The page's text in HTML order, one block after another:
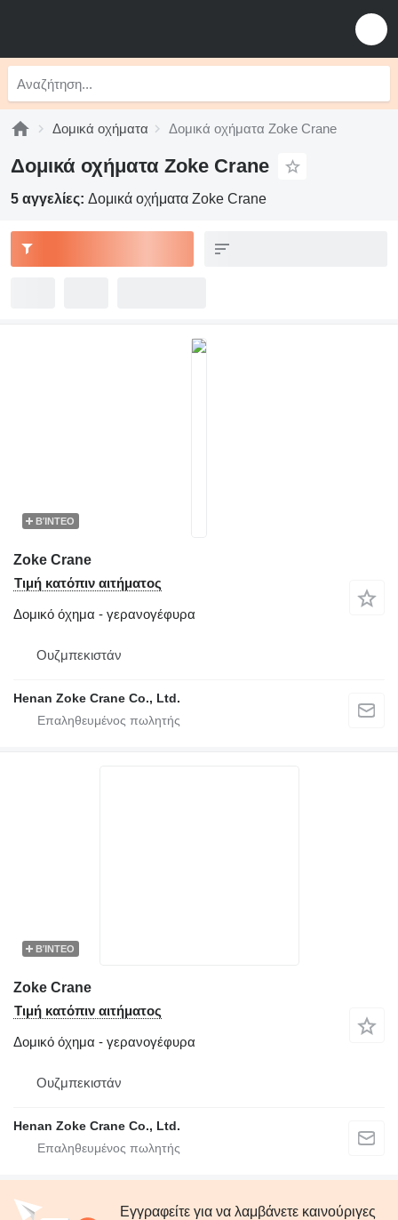
Δομικά οχήματα Δομικά οχήματα Zoke Crane
Δομικά οχήματα Zoke Crane
5 αγγελίες: Δομικά οχήματα Zoke Crane
ΒΊΝΤΕΟ
Zoke Crane
Τιμή κατόπιν αιτήματος
Δομικό όχημα - γερανογέφυρα
Ουζμπεκιστάν
Henan Zoke Crane Co., Ltd.
ΒΊΝΤΕΟ
Zoke Crane
Τιμή κατόπιν αιτήματος
Δομικό όχημα - γερανογέφυρα
Ουζμπεκιστάν
Henan Zoke Crane Co., Ltd.
Εγγραφείτε για να λαμβάνετε καινούριγες